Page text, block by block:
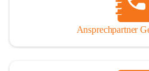
Ansprechpartner